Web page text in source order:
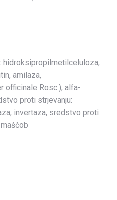
hidroksipropilmetilceluloza,
amilaza,
officinale Rosc.), alfa-
proti strjevanju:
invertaza, sredstvo proti